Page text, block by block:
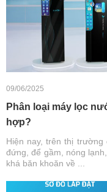
09/06/2025
Phân loại máy lọc
hợp?
Hiện nay, trên thị
đứng, để gầm, nóng
khá băn khoăn về ...